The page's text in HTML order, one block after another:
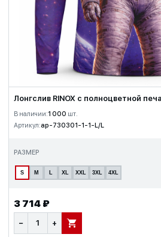
Лонгслив RINOX с полноцветной
В наличии:1 000 шт.
Артикул:ap-730301-1-1-L/L
РАЗМЕР
S M XL XXL 3XL 4XL
3 714 ₽
− + В КОРЗИНУ